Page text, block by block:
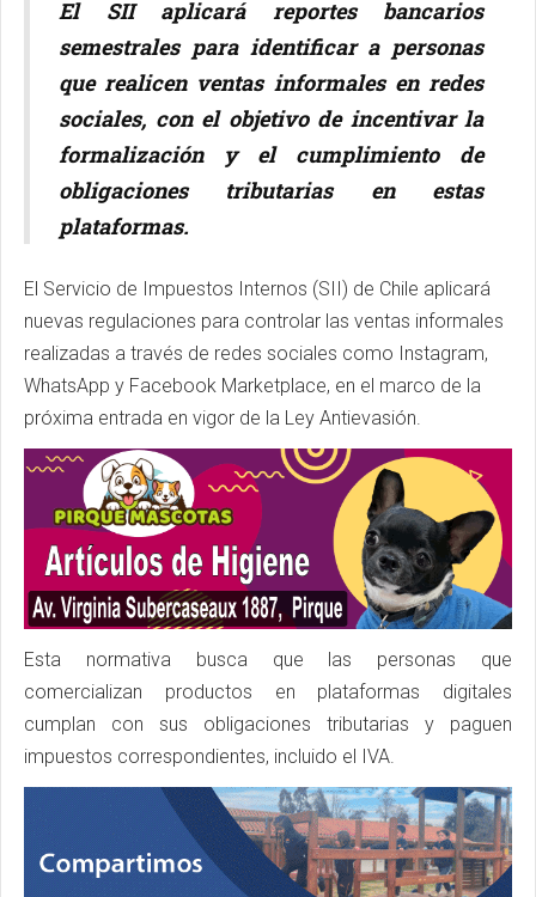
El SII aplicará reportes bancarios
semestrales para identificar a personas
que realicen ventas informales en redes
sociales, con el objetivo de incentivar la
formalización y el cumplimiento de
obligaciones tributarias en estas
plataformas.
El Servicio de Impuestos Internos (SII) de Chile aplicará
nuevas regulaciones para controlar las ventas informales
realizadas a través de redes sociales como Instagram,
WhatsApp y Facebook Marketplace, en el marco de la
próxima entrada en vigor de la Ley Antievasión.
Esta normativa busca que las personas que
comercializan productos en plataformas digitales
cumplan con sus obligaciones tributarias y paguen
impuestos correspondientes, incluido el IVA.